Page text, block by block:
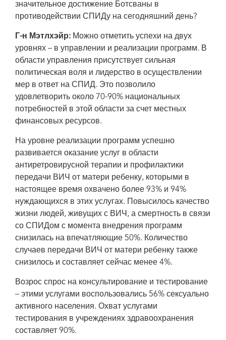
значительное достижение Ботсваны в
противодействии СПИДу на сегодняшний день?
Г-н Мэтлхэйр: Можно отметить успехи на двух
уровнях – в управлении и реализации программ. В
области управления присутствует сильная
политическая воля и лидерство в осуществлении
мер в ответ на СПИД. Это позволило
удовлетворить около 70-90% национальных
потребностей в этой области за счет местных
финансовых ресурсов.
На уровне реализации программ успешно
развивается оказание услуг в области
антиретровирусной терапии и профилактики
передачи ВИЧ от матери ребенку, которыми в
настоящее время охвачено более 93% и 94%
нуждающихся в этих услугах. Повысилось качество
жизни людей, живущих с ВИЧ, а смертность в связи
со СПИДом с момента внедрения программ
снизилась на впечатляющие 50%. Количество
случаев передачи ВИЧ от матери ребенку также
снизилось и составляет сейчас менее 4%.
Возрос спрос на консультирование и тестирование
– этими услугами воспользовались 56% сексуально
активного населения. Охват услугами
тестирования в учреждениях здравоохранения
составляет 90%.